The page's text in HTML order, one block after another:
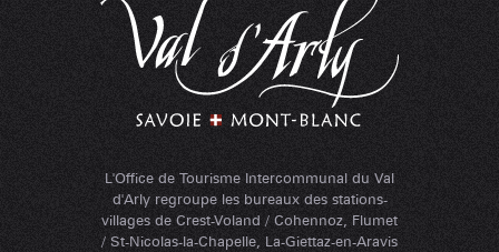
L'Office de Tourisme Intercommunal du Val
d'Arly regroupe les bureaux des stations-
villages de Crest-Voland / Cohennoz, Flumet
/ St-Nicolas-la-Chapelle, La-Giettaz-en-Aravis